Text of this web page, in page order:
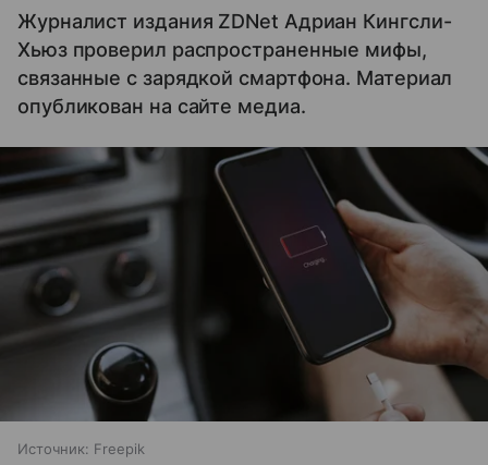
Журналист издания ZDNet Адриан Кингсли-
Хьюз проверил распространенные мифы,
связанные с зарядкой смартфона. Материал
опубликован на сайте медиа.
Источник: Freepik